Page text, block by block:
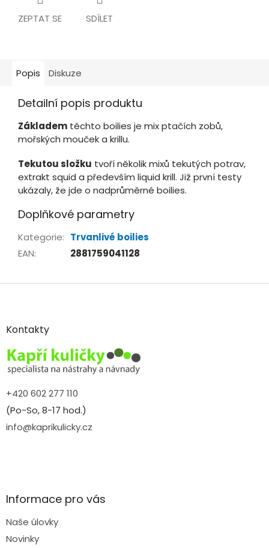
ZEPTAT SE SDÍLET
Popis Diskuze
Detailní popis produktu
Základem těchto boilies je mix ptačích zobů,
mořských mouček a krillu.
Tekutou složku tvoří několik mixů tekutých potrav,
extrakt squid a především liquid krill. Již první testy
ukázaly, že jde o nadprůměrné boilies.
Doplňkové parametry
Kategorie: Trvanlivé boilies
EAN: 2881759041128
Z
aKontakty
+420 602 277 110
(Po-So, 8-17 hod.)
info@kaprikulicky.cz
Informace pro vás
Naše úlovky
Novinky